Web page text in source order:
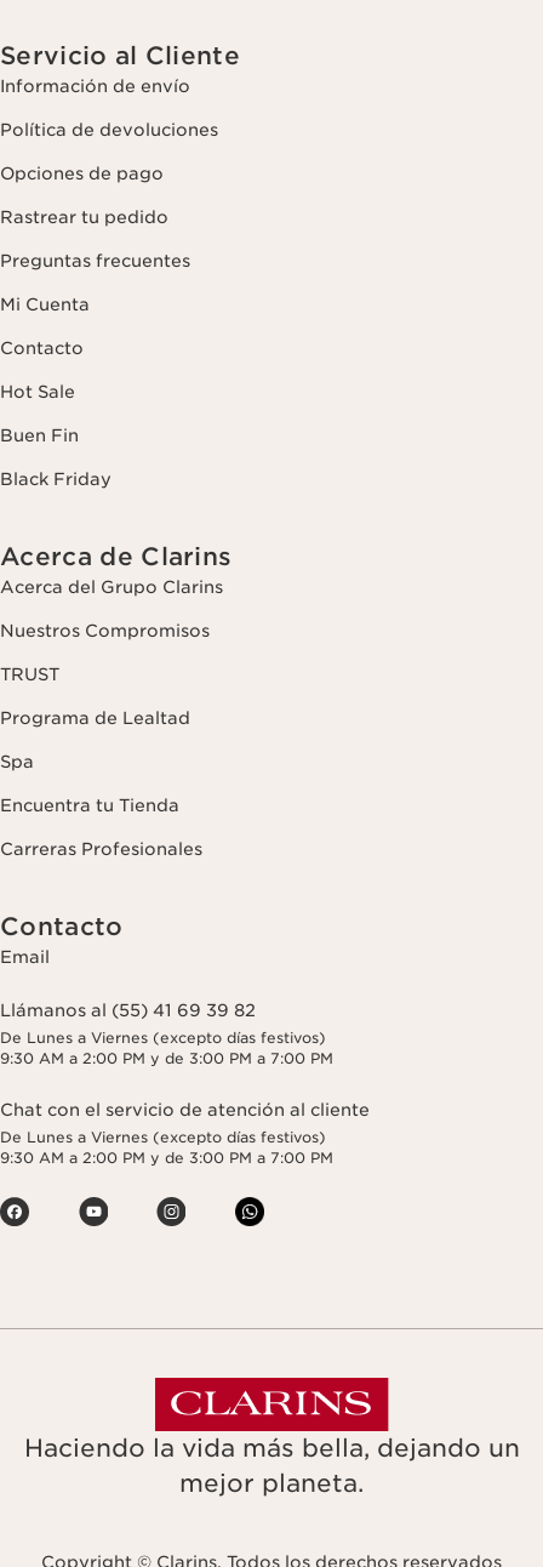
Servicio al Cliente
Información de envío
Política de devoluciones
Opciones de pago
Rastrear tu pedido
Preguntas frecuentes
Mi Cuenta
Contacto
Hot Sale
Buen Fin
Black Friday
Acerca de Clarins
Acerca del Grupo Clarins
Nuestros Compromisos
TRUST
Programa de Lealtad
Spa
Encuentra tu Tienda
Carreras Profesionales
Contacto
Email
Llámanos al (55) 41 69 39 82
De Lunes a Viernes (excepto días festivos)
9:30 AM a 2:00 PM y de 3:00 PM a 7:00 PM
Chat con el servicio de atención al cliente
De Lunes a Viernes (excepto días festivos)
9:30 AM a 2:00 PM y de 3:00 PM a 7:00 PM
Haciendo la vida más bella, dejando un
mejor planeta.
Copyright © Clarins. Todos los derechos reservados